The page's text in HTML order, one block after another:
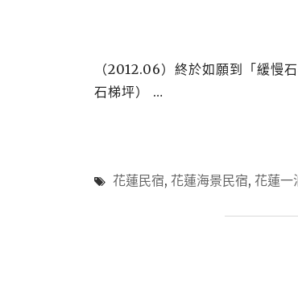
（2012.06）終於如願到「緩慢
石梯坪） …
花蓮民宿, 花蓮海景民宿, 花蓮一